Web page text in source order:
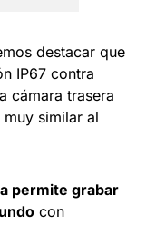
destacar que
IP67 contra
cámara trasera
similar al
permite grabar
con